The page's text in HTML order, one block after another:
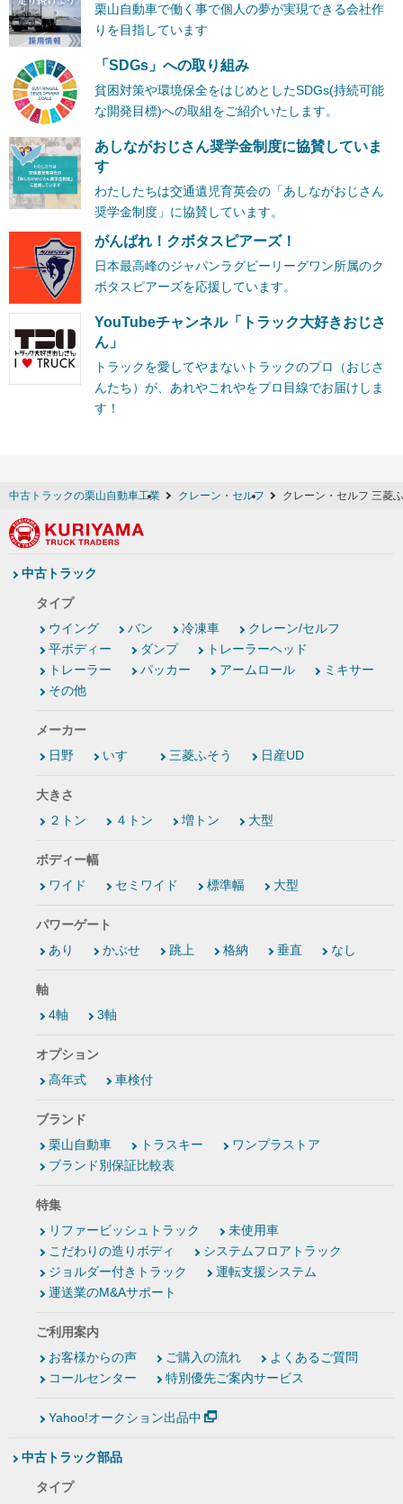
栗山自動車で働く事で個人の夢が実現できる会社作
りを目指しています
「SDGs」への取り組み
貧困対策や環境保全をはじめとしたSDGs(持続可能
な開発目標)への取組をご紹介いたします。
あしながおじさん奨学金制度に協賛していま
す
わたしたちは交通遺児育英会の「あしながおじさん
奨学金制度」に協賛しています。
がんばれ！クボタスピアーズ！
日本最高峰のジャパンラグビーリーグワン所属のク
ボタスピアーズを応援しています。
YouTubeチャンネル「トラック大好きおじさ
ん」
トラックを愛してやまないトラックのプロ（おじさ
んたち）が、あれやこれやをプロ目線でお届けしま
す！
中古トラックの栗山自動車工業 クレーン・セルフ クレーン・セルフ 三菱
中古トラック
タイプ
ウイング
バン 冷凍車
クレーン/セルフ
平ボディー
ダンプ
トレーラーヘッド
トレーラー
パッカー アームロール
ミキサー
その他
メーカー
日野
いすゞ 三菱ふそう 日産UD
大きさ
２トン
４トン 増トン 大型
ボディー幅
ワイド
セミワイド 標準幅 大型
パワーゲート
あり
かぶせ 跳上 格納 垂直 なし
軸
4軸
3軸
オプション
高年式
車検付
ブランド
栗山自動車
トラスキー
ワンプラストア
ブランド別保証比較表
特集
リファービッシュトラック
未使用車
こだわりの造りボディ
システムフロアトラック
ジョルダー付きトラック
運転支援システム
運送業のM&Aサポート
ご利用案内
お客様からの声
ご購入の流れ
よくあるご質問
コールセンター
特別優先ご案内サービス
Yahoo!オークション出品中
中古トラック部品
タイプ